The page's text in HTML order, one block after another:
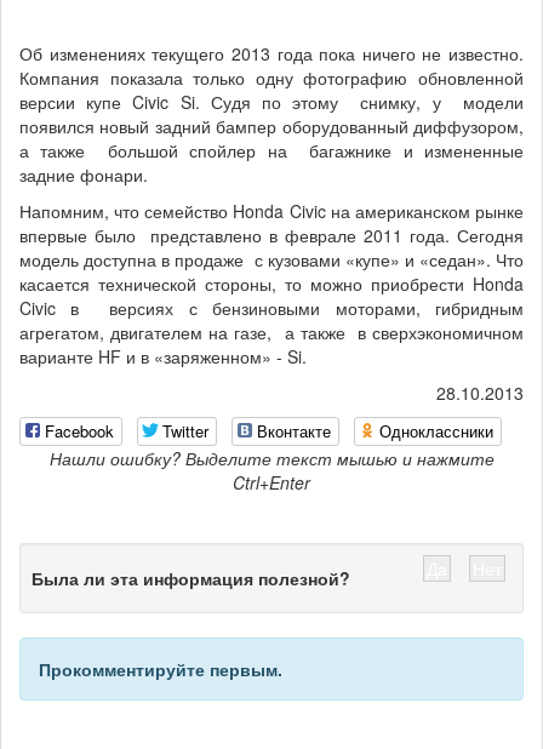
Об изменениях текущего 2013 года пока ничего не известно.
Компания показала только одну фотографию обновленной
версии купе Civic Si. Судя по этому снимку, у модели
появился новый задний бампер оборудованный диффузором,
а также большой спойлер на багажнике и измененные
задние фонари.
Напомним, что семейство Honda Civic на американском рынке
впервые было представлено в феврале 2011 года. Сегодня
модель доступна в продаже с кузовами «купе» и «седан». Что
касается технической стороны, то можно приобрести Honda
Civic в версиях с бензиновыми моторами, гибридным
агрегатом, двигателем на газе, а также в сверхэкономичном
варианте HF и в «заряженном» - Si.
28.10.2013
Facebook Twitter Вконтакте Одноклассники
Нашли ошибку? Выделите текст мышью и нажмите
Ctrl+Enter
Была ли эта информация полезной?
Прокомментируйте первым.